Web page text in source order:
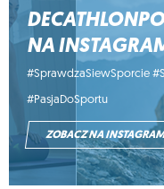
NA
#SprawdzaSiewSporcie
#PasjaDoSportu
ZOBACZ NA